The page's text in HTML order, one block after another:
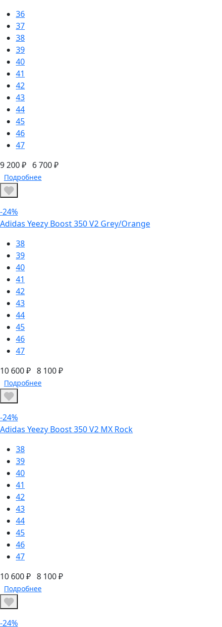
36
37
38
39
40
41
42
43
44
45
46
47
9 200 ₽ 6 700 ₽
Подробнее
-24%
Adidas Yeezy Boost 350 V2 Grey/Orange
38
39
40
41
42
43
44
45
46
47
10 600 ₽ 8 100 ₽
Подробнее
-24%
Adidas Yeezy Boost 350 V2 MX Rock
38
39
40
41
42
43
44
45
46
47
10 600 ₽ 8 100 ₽
Подробнее
-24%